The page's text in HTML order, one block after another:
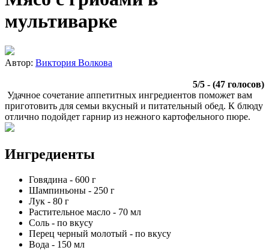
мультиварке
Автор: Виктория Волкова
5/5 - (47 голосов)
Удачное сочетание аппетитных ингредиентов поможет вам
приготовить для семьи вкусный и питательный обед. К блюду
отлично подойдет гарнир из нежного картофельного пюре.
Ингредиенты
Говядина - 600 г
Шампиньоны - 250 г
Лук - 80 г
Растительное масло - 70 мл
Соль - по вкусу
Перец черный молотый - по вкусу
Вода - 150 мл